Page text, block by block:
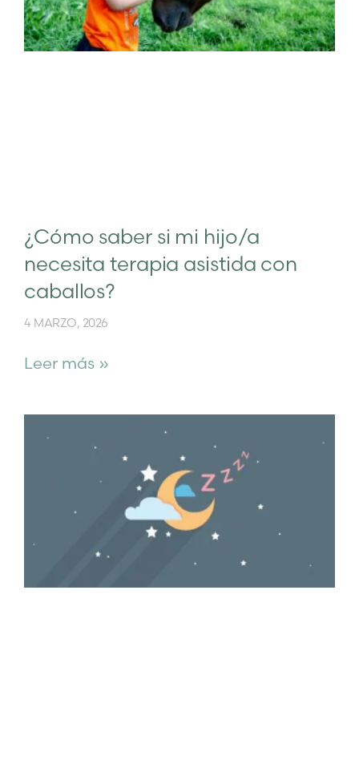
¿Cómo saber si mi hijo/a
necesita terapia asistida con
caballos?
4 MARZO, 2026
Leer más »